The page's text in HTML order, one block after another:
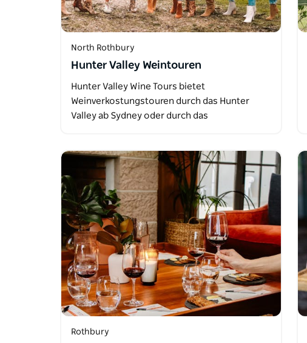
North Rothbury
Hunter Valley Weintouren
Hunter Valley Wine Tours bietet
Weinverkostungstouren durch das Hunter
Valley ab Sydney oder durch das
Rothbury